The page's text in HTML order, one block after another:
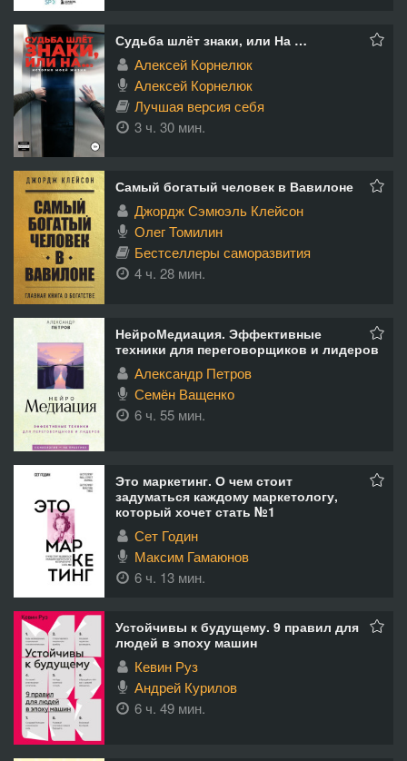
Судьба шлёт знаки, или На …
Алексей Корнелюк
Алексей Корнелюк
Лучшая версия себя
3 ч. 30 мин.
Самый богатый человек в Вавилоне
Джордж Сэмюэль Клейсон
Олег Томилин
Бестселлеры саморазвития
4 ч. 28 мин.
НейроМедиация. Эффективные
техники для переговорщиков и лидеров
Александр Петров
Семён Ващенко
6 ч. 55 мин.
Это маркетинг. О чем стоит
задуматься каждому маркетологу,
который хочет стать №1
Сет Годин
Максим Гамаюнов
6 ч. 13 мин.
Устойчивы к будущему. 9 правил для
людей в эпоху машин
Кевин Руз
Андрей Курилов
6 ч. 49 мин.